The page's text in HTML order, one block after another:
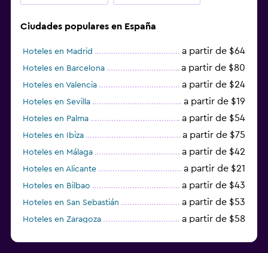
Ciudades populares en España
Hoteles en Madrid a partir de $64
Hoteles en Barcelona a partir de $80
Hoteles en Valencia a partir de $24
Hoteles en Sevilla a partir de $19
Hoteles en Palma a partir de $54
Hoteles en Ibiza a partir de $75
Hoteles en Málaga a partir de $42
Hoteles en Alicante a partir de $21
Hoteles en Bilbao a partir de $43
Hoteles en San Sebastián a partir de $53
Hoteles en Zaragoza a partir de $58